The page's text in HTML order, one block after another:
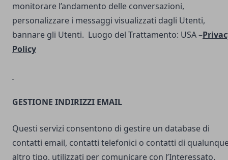
monitorare l’andamento delle conversazioni,
personalizzare i messaggi visualizzati dagli Utenti,
bannare gli Utenti. Luogo del Trattamento: USA –
Policy
GESTIONE INDIRIZZI EMAIL
Questi servizi consentono di gestire un database di
contatti email, contatti telefonici o contatti di
altro tipo, utilizzati per comunicare con l’Interessato.